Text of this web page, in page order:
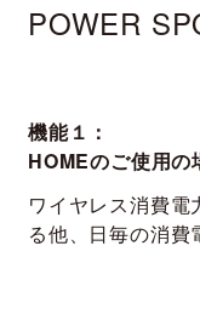
POWER
機能１：
HOMEのご使用の
ワイヤレス消費電
る他、日毎の消費